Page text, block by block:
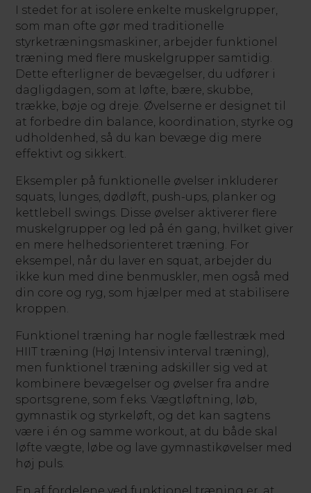
I stedet for at isolere enkelte muskelgrupper,
som man ofte gør med traditionelle
styrketræningsmaskiner, arbejder funktionel
træning med flere muskelgrupper samtidig.
Dette efterligner de bevægelser, du udfører i
dagligdagen, som at løfte, bære, skubbe,
trække, bøje og dreje. Øvelserne er designet til
at forbedre din balance, koordination, styrke og
udholdenhed, så du kan bevæge dig mere
effektivt og sikkert.
Eksempler på funktionelle øvelser inkluderer
squats, lunges, dødløft, push-ups, planker og
kettlebell swings. Disse øvelser aktiverer flere
muskelgrupper og led på én gang, hvilket giver
en mere helhedsorienteret træning. For
eksempel, når du laver en squat, arbejder du
ikke kun med dine benmuskler, men også med
din core og ryg, som hjælper med at stabilisere
kroppen.
Funktionel træning har nogle fællestræk med
HIIT træning (Høj Intensiv interval træning),
men funktionel træning adskiller sig ved at
kombinere bevægelser og øvelser fra andre
sportsgrene, som f.eks. Vægtløftning, løb,
gymnastik og styrkeløft, og det kan sagtens
være i én og samme workout, at du både skal
løfte vægte, løbe og lave gymnastikøvelser med
høj puls.